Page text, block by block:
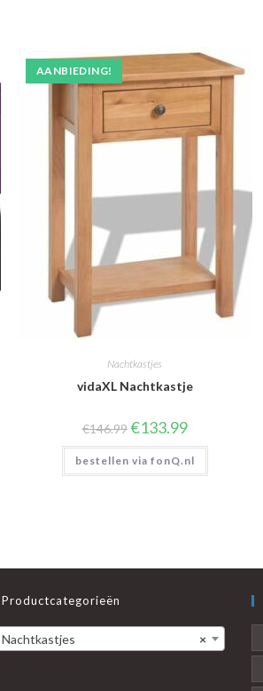
AANBIEDING!
Nachtkastjes
vidaXL Nachtkastje
€146.99Oorspronkelijke
prijs
was:
€146.99.
€133.99Huidige
is:
€133.99.
bestellen via fonQ.nl
Productcategorieën
×
Nachtkastjes